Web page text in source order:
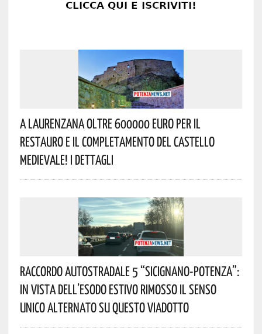
A Laurenzana Oltre 600000 Euro Per Il
Restauro E Il Completamento Del Castello
Medievale! I Dettagli
Raccordo Autostradale 5 “Sicignano-Potenza”:
In Vista Dell’esodo Estivo Rimosso Il Senso
Unico Alternato Su Questo Viadotto